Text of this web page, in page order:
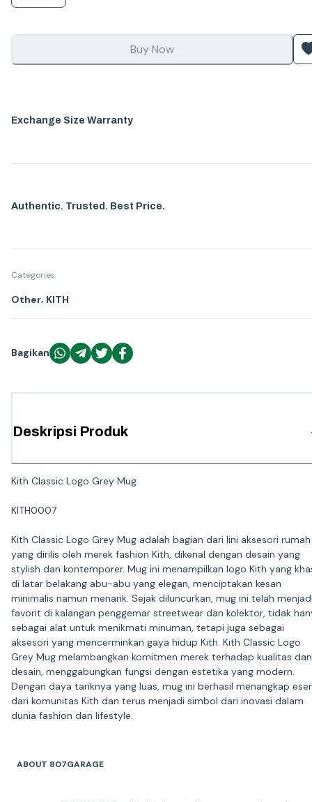
Buy Now
Exchange Size Warranty
Authentic. Trusted. Best Price.
Categories
Other, KITH
Bagikan
Deskripsi Produk
Kith Classic Logo Grey Mug
KITH0007
Kith Classic Logo Grey Mug adalah bagian dari lini aksesori rumah
yang dirilis oleh merek fashion Kith, dikenal dengan desain yang
stylish dan kontemporer. Mug ini menampilkan logo Kith yang
di latar belakang abu-abu yang elegan, menciptakan kesan
minimalis namun menarik. Sejak diluncurkan, mug ini telah
favorit di kalangan penggemar streetwear dan kolektor, tidak
sebagai alat untuk menikmati minuman, tetapi juga sebagai
aksesori yang mencerminkan gaya hidup Kith. Kith Classic Logo
Grey Mug melambangkan komitmen merek terhadap kualitas dan
desain, menggabungkan fungsi dengan estetika yang modern.
Dengan daya tariknya yang luas, mug ini berhasil menangkap
dari komunitas Kith dan terus menjadi simbol dari inovasi dalam
dunia fashion dan lifestyle.
ABOUT 807GARAGE